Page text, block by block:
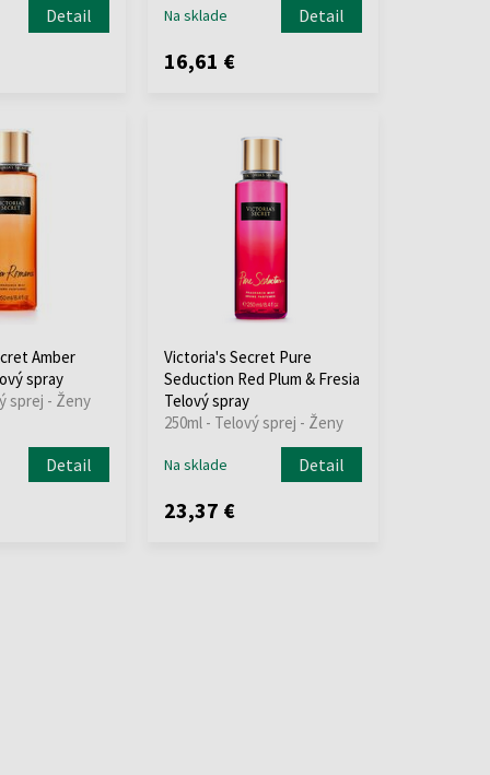
Detail Na sklade Detail
16,61 €
Amber
spray
sprej - Ženy
Detail
Victoria's Secret Pure
Seduction Red Plum & Fresia
Telový spray
250ml - Telový sprej - Ženy
Na sklade Detail
23,37 €